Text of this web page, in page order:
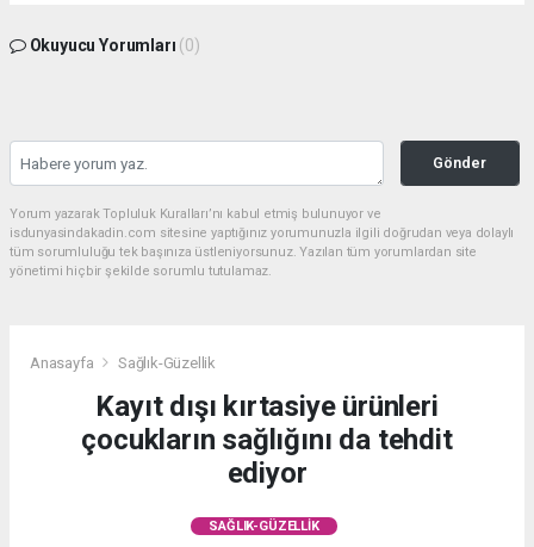
Okuyucu Yorumları (0)
Gönder
Yorum yazarak Topluluk Kuralları’nı kabul etmiş bulunuyor ve
isdunyasindakadin.com sitesine yaptığınız yorumunuzla ilgili doğrudan veya dolaylı
tüm sorumluluğu tek başınıza üstleniyorsunuz. Yazılan tüm yorumlardan site
yönetimi hiçbir şekilde sorumlu tutulamaz.
Anasayfa Sağlık-Güzellik
Kayıt dışı kırtasiye ürünleri
çocukların sağlığını da tehdit
ediyor
SAĞLIK-GÜZELLIK